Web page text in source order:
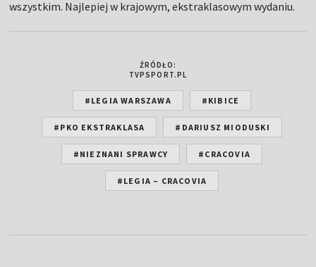
wszystkim. Najlepiej w krajowym, ekstraklasowym wydaniu.
ŹRÓDŁO:
TVPSPORT.PL
#LEGIA WARSZAWA #KIBICE
#PKO EKSTRAKLASA #DARIUSZ MIODUSKI
#NIEZNANI SPRAWCY #CRACOVIA
#LEGIA – CRACOVIA